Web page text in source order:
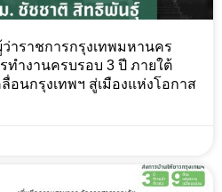
าราชการกรุงเทพมหานคร
ทำงานครบรอบ 3 ปี ภายใต้
อนกรุงเทพฯ สู่เมืองแห่งโอกาส